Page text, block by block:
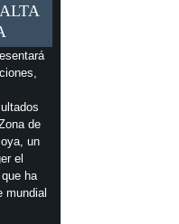
de
un
el
ha
mundial